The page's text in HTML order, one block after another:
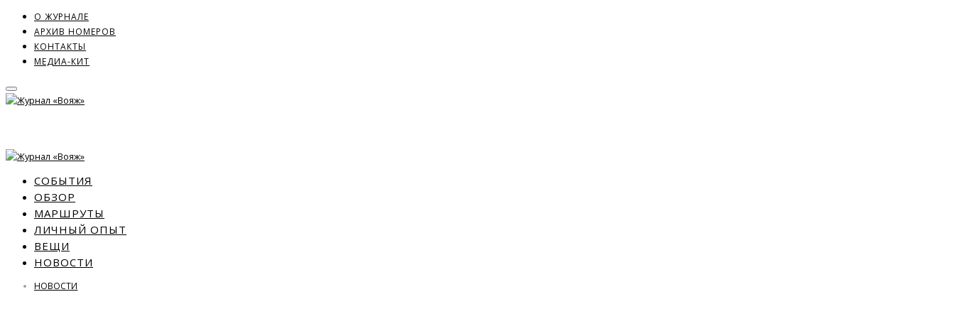
О ЖУРНАЛЕ
АРХИВ НОМЕРОВ
КОНТАКТЫ
МЕДИА-КИТ
СОБЫТИЯ
ОБЗОР
МАРШРУТЫ
ЛИЧНЫЙ ОПЫТ
ВЕЩИ
НОВОСТИ
НОВОСТИ